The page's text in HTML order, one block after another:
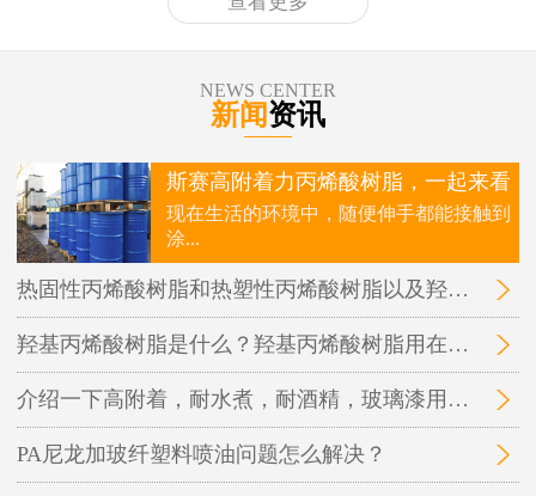
NEWS CENTER
新闻资讯
斯赛高附着力丙烯酸树脂，一起来看
现在生活的环境中，随便伸手都能接触到
涂...
热固性丙烯酸树脂和热塑性丙烯酸树脂以及羟基丙烯酸树脂三者之间的区别在哪里？
羟基丙烯酸树脂是什么？羟基丙烯酸树脂用在哪里？
介绍一下高附着，耐水煮，耐酒精，玻璃漆用的丙烯酸树脂
PA尼龙加玻纤塑料喷油问题怎么解决？